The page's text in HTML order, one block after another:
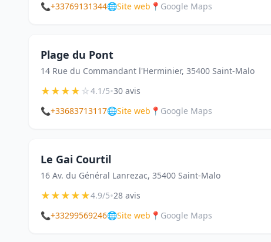
📞+33769131344🌐Site web 📍 Google Maps
Plage du Pont
14 Rue du Commandant l'Herminier, 35400 Saint-Malo
★★★★☆4.1/5•30 avis
📞+33683713117🌐Site web 📍 Google Maps
Le Gai Courtil
16 Av. du Général Lanrezac, 35400 Saint-Malo
★★★★★4.9/5•28 avis
📞+33299569246🌐Site web 📍 Google Maps